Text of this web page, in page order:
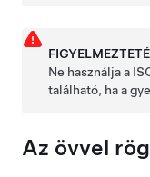
Ne használja a
található, ha a
Az övvel